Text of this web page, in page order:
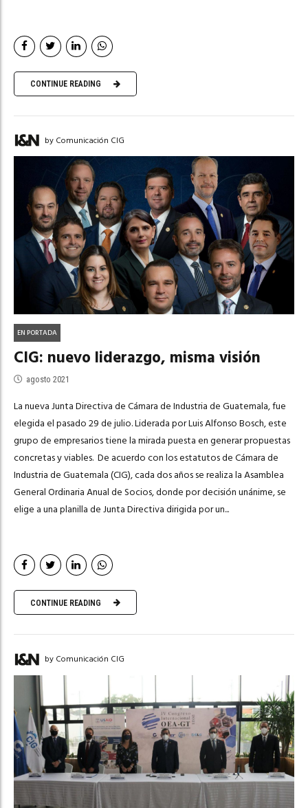
CONTINUE READING
by Comunicación CIG
EN PORTADA
CIG: nuevo liderazgo, misma visión
agosto 2021
La nueva Junta Directiva de Cámara de Industria de Guatemala, fue
elegida el pasado 29 de julio. Liderada por Luis Alfonso Bosch, este
grupo de empresarios tiene la mirada puesta en generar propuestas
concretas y viables. De acuerdo con los estatutos de Cámara de
Industria de Guatemala (CIG), cada dos años se realiza la Asamblea
General Ordinaria Anual de Socios, donde por decisión unánime, se
elige a una planilla de Junta Directiva dirigida por un...
CONTINUE READING
by Comunicación CIG